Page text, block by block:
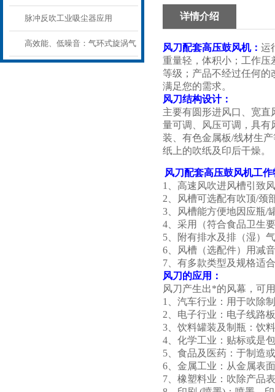
脉冲反吹工业吸尘器应用
高效能、低噪音：气环式旋涡气
详情介绍
风刀配套高压鼓风机： 运
重量轻，体积小；工作压
等级；产品不经过任何
满足您的需求。
风刀结构设计：
主要有圆形进风口、宽
量可调、风压可调，具有
装、有色金属板/线材生
纸上的吹纸及印后干燥。
风刀配套高压鼓风机工作
1、高速风吹进风槽引致
2、风槽可选配有吹顶/颈
3、风槽能方便地因应瓶/
4、采用（符合食品卫生
5、附有排水及排（湿）
6、风槽（选配件）用减
7、有多款类型及规格适
风刀的应用：
风刀产生出*的风幕，可
1、汽车行业：用于吹除
2、电子行业：电子线路
3、饮料罐装及制瓶：饮
4、化学工业：贴标或是
5、食品及医药：于制造
6、金属工业：从金属表
7、橡塑料业：吹除产品